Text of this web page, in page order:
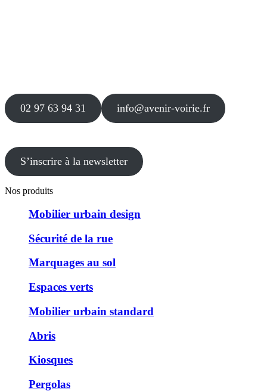
02 97 63 94 31 info@avenir-voirie.fr
S’inscrire à la newsletter
Nos produits
Mobilier urbain design
Sécurité de la rue
Marquages au sol
Espaces verts
Mobilier urbain standard
Abris
Kiosques
Pergolas